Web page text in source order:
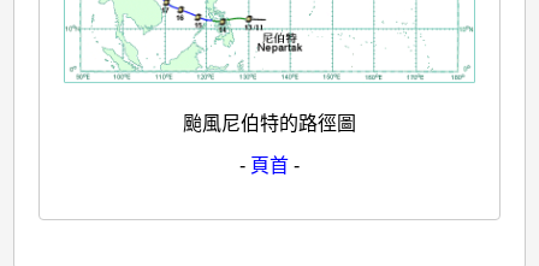
颱風尼伯特的路徑圖
- 頁首 -